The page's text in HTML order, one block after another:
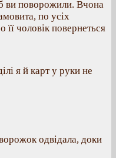
ви поворожили. Вчона
по усіх
її чоловік повернеться
я й карт у руки не
одвідала, доки